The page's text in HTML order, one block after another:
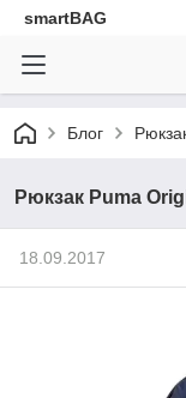
smartBAG
Блог
Рюкзак Puma
18.09.2017